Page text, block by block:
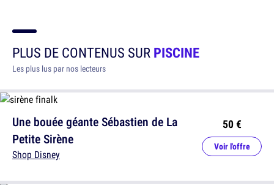
PLUS DE CONTENUS SURPISCINE
Les plus lus par nos lecteurs
Une bouée géante Sébastien de La
Petite Sirène
Shop Disney
50 €
Voir l'offre